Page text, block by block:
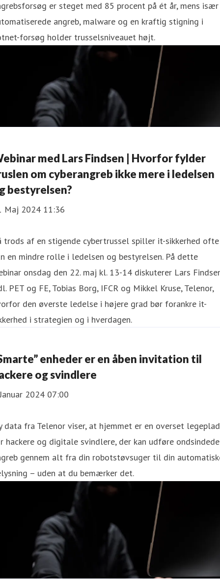
er steget med 85 procent på ét år, mens især
angreb, malware og en kraftig stigning i
forsøg holder trusselsniveauet højt.
med Lars Findsen | Hvorfor fylder
om cyberangreb ikke mere i ledelsen
bestyrelsen?
Maj 2024 11:36
trods af en stigende cybertrussel spiller it-sikkerhed ofte
en mindre rolle i ledelsen og bestyrelsen. På dette
onsdag den 22. maj kl. 13-14 diskuterer Lars
PET og FE, Tobias Borg, IFCR og Mikkel Kruse, Telenor,
den øverste ledelse i højere grad bør forankre it-
i strategien og i hverdagen.
enheder er en åben invitation til
og svindlere
2024 07:00
data fra Telenor viser, at hjemmet er en overset
hackere og digitale svindlere, der kan udføre ondsindede
gennem alt fra din robotstøvsuger til din
– uden at du bemærker det.